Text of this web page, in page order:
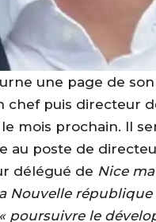
une page de
puis directeur
mois prochain. Il
au poste de
délégué de Nice
Nouvelle république
« poursuivre le